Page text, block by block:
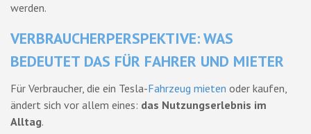
werden.
VERBRAUCHERPERSPEKTIVE: WAS
BEDEUTET DAS FÜR FAHRER UND MIETER
Für Verbraucher, die ein Tesla-Fahrzeug mieten oder kaufen,
ändert sich vor allem eines: das Nutzungserlebnis im
Alltag.